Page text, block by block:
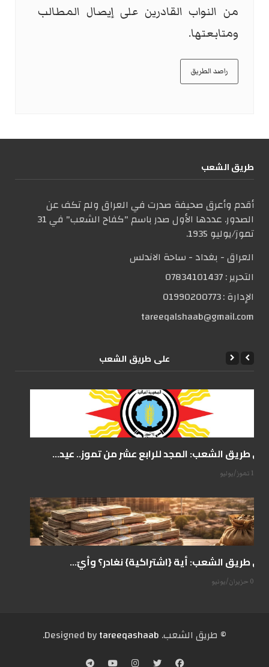
من النواب القادرين على إيصال المطالب
ومتابعتها.
راصد الطريق
طریق الشعب
أقدم وأعرق صحيفة صدرت في العراق ولم تكف عن
الصدور. عددها الأول صدر باسم "كفاح الشعب" في 31
تموز/يوليو 1935.
العراق - بغداد - ساحة الاندلس
التحریر :07834101437
الإدارة :01990200773
tareeqalshaab@gmail.com
علی طریق الشعب
على طريق الشعب: المجد للرابع عشر من تموز.. عيد...
14 تموز/يوليو
على طريق الشعب: أية {اشتراكية} نغادر؟ وأيّ...
07 حزيران/يونيو
© طریق الشعب. Designed by tareeqashaab
.